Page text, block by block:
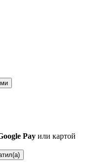
Pay или картой